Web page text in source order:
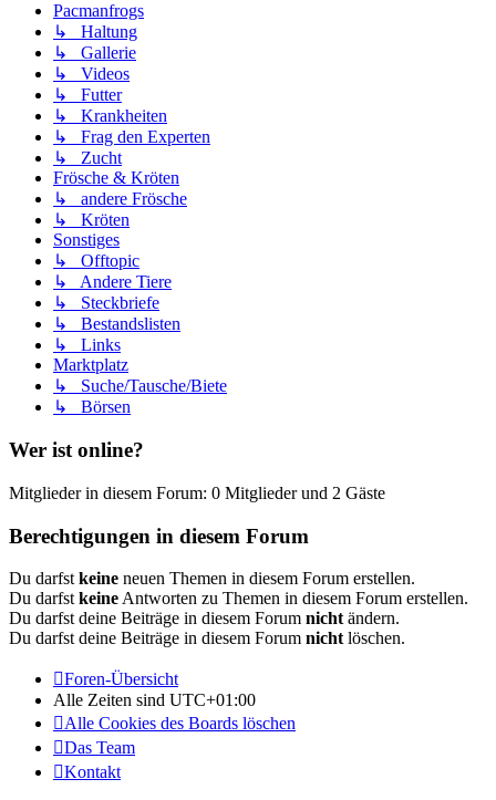
Pacmanfrogs
↳ Haltung
↳ Gallerie
↳ Videos
↳ Futter
↳ Krankheiten
↳ Frag den Experten
↳ Zucht
Frösche & Kröten
↳ andere Frösche
↳ Kröten
Sonstiges
↳ Offtopic
↳ Andere Tiere
↳ Steckbriefe
↳ Bestandslisten
↳ Links
Marktplatz
↳ Suche/Tausche/Biete
↳ Börsen
Wer ist online?
Mitglieder in diesem Forum: 0 Mitglieder und 2 Gäste
Berechtigungen in diesem Forum
Du darfst keine neuen Themen in diesem Forum erstellen.
Du darfst keine Antworten zu Themen in diesem Forum erstellen.
Du darfst deine Beiträge in diesem Forum nicht ändern.
Du darfst deine Beiträge in diesem Forum nicht löschen.
Foren-Übersicht
Alle Zeiten sind UTC+01:00
Alle Cookies des Boards löschen
Das Team
Kontakt